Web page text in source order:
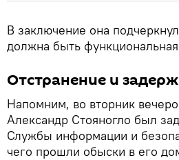
В заключение она
должна быть
Отстранение и
Напомним, во вторник
Александр Стояногло был
Службы информации и
чего прошли обыски в его